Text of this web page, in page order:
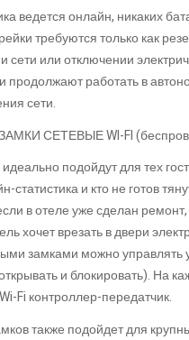
ведется онлайн, никаких
требуются только как
сети или отключении
продолжают работать в
сети.
ЗАМКИ СЕТЕВЫЕ WI-FI
подойдут для тех
статистика и кто не готов
в отеле уже сделан
хочет врезать в двери
замками можно управлять
и блокировать). На
Fi контроллер-передатчик.
также подойдет для